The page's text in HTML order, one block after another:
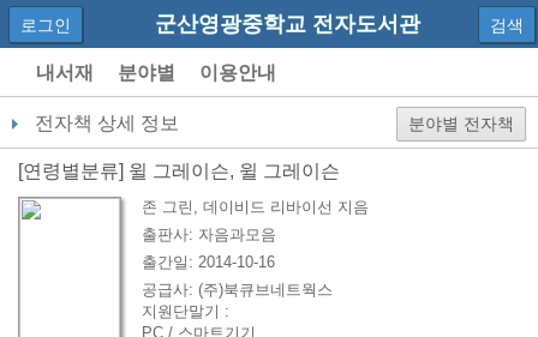
군산영광중학교 전자도서관
로그인 검색
내서재 분야별 이용안내
전자책 상세 정보 분야별 전자책
[연령별분류] 윌 그레이슨, 윌 그레이슨
존 그린, 데이비드 리바이선 지음
출판사: 자음과모음
출간일: 2014-10-16
공급사: (주)북큐브네트웍스
지원단말기 :
PC / 스마트기기